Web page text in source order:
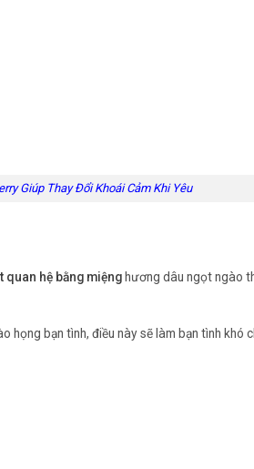
Giúp Thay Đổi Khoái Cảm Khi Yêu
quan hệ bằng miệng hương dâu ngọt ngào
họng bạn tình, điều này sẽ làm bạn tình khó